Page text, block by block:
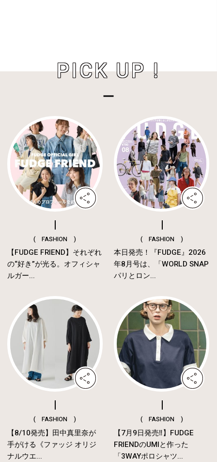
PICK UP !
( FASHION )
【FUDGE FRIEND】それぞれ
の“好き”が光る。オフィシャ
ルガー...
( FASHION )
本日発売！『FUDGE』2026
年8月号は、「WORLD SNAP
パリとロン...
( FASHION )
【8/10発売】田中真里奈が
手がける《ファッジ オリジ
ナルウエ...
( FASHION )
【7月9日発売‼︎】FUDGE
FRIENDのUMIと作った
「3WAYポロシャツ...